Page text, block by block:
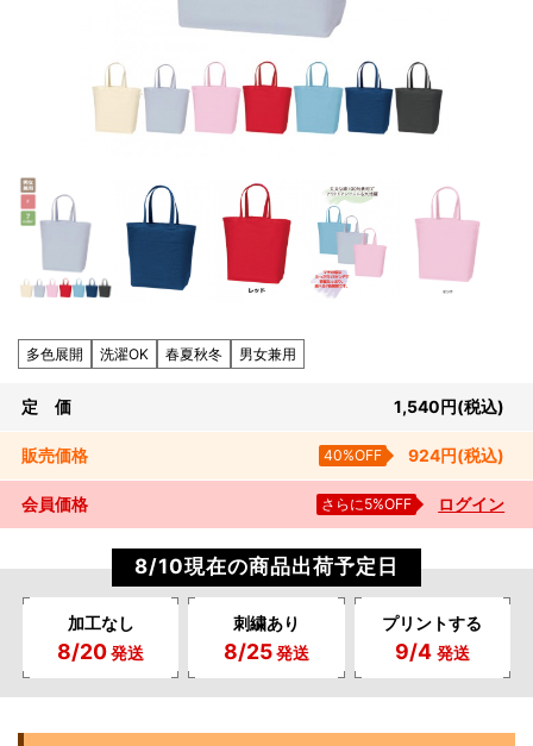
多色展開 洗濯OK 春夏秋冬 男女兼用
定 価 1,540 円(税込)
販売価格 40%OFF 924円(税込)
会員価格 さらに5%OFF ログイン
8/10現在の商品出荷予定日
加工なし
8/20 発送
刺繍あり
8/25 発送
プリントする
9/4 発送